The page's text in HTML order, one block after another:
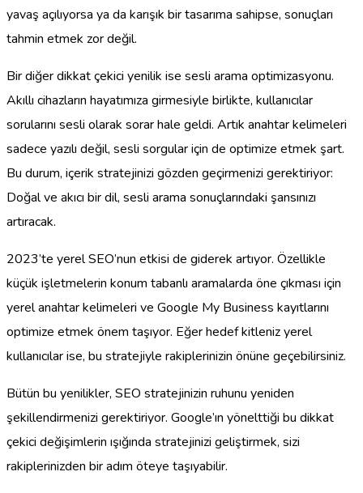
yavaş açılıyorsa ya da karışık bir tasarıma sahipse, sonuçları
tahmin etmek zor değil.
Bir diğer dikkat çekici yenilik ise sesli arama optimizasyonu.
Akıllı cihazların hayatımıza girmesiyle birlikte, kullanıcılar
sorularını sesli olarak sorar hale geldi. Artık anahtar kelimeleri
sadece yazılı değil, sesli sorgular için de optimize etmek şart.
Bu durum, içerik stratejinizi gözden geçirmenizi gerektiriyor:
Doğal ve akıcı bir dil, sesli arama sonuçlarındaki şansınızı
artıracak.
2023’te yerel SEO’nun etkisi de giderek artıyor. Özellikle
küçük işletmelerin konum tabanlı aramalarda öne çıkması için
yerel anahtar kelimeleri ve Google My Business kayıtlarını
optimize etmek önem taşıyor. Eğer hedef kitleniz yerel
kullanıcılar ise, bu stratejiyle rakiplerinizin önüne geçebilirsiniz.
Bütün bu yenilikler, SEO stratejinizin ruhunu yeniden
şekillendirmenizi gerektiriyor. Google’ın yönelttiği bu dikkat
çekici değişimlerin ışığında stratejinizi geliştirmek, sizi
rakiplerinizden bir adım öteye taşıyabilir.